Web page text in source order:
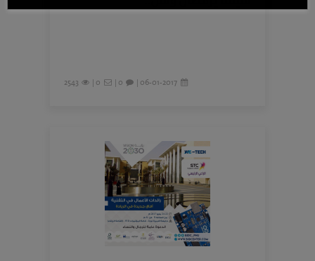
06-01-2017 |
0 |
0 |
2543